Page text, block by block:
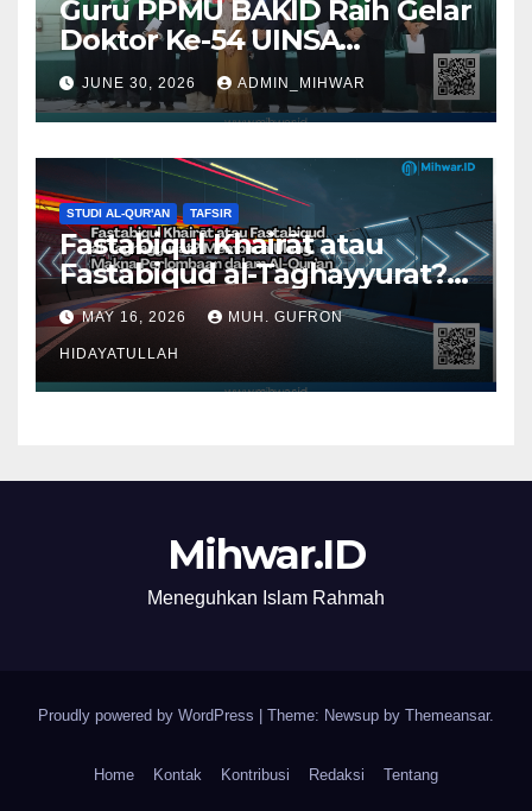
Guru PPMU BAKID Raih Gelar
Doktor Ke-54 UINSA
Surabaya
JUNE 30, 2026 ADMIN_MIHWAR
STUDI AL-QUR'AN TAFSIR
Fastabiqul Khairāt atau
Fastabiqud al-Taghayyurat?
Membaca Ulang Makna
Perlombaan dalam Al-Qur’an
MAY 16, 2026 MUH. GUFRON
HIDAYATULLAH
Mihwar.ID
Meneguhkan Islam Rahmah
Proudly powered by WordPress Theme: Newsup by Themeansar.
Home Kontak Kontribusi Redaksi Tentang